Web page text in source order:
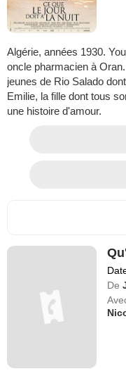
Algérie, années 1930.
oncle pharmacien à
jeunes de Rio Salado
Emilie, la fille dont tous
une histoire d'amour.
De